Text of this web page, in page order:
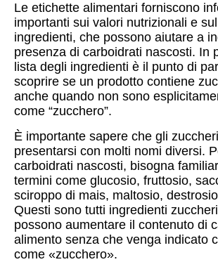
Le etichette alimentari forniscono
importanti sui valori nutrizionali e
ingredienti, che possono aiutare a
presenza di carboidrati nascosti. In
lista degli ingredienti è il punto di
scoprire se un prodotto contiene
anche quando non sono
come “zucchero”.
È importante sapere che gli
presentarsi con molti nomi diversi.
carboidrati nascosti, bisogna
termini come glucosio, fruttosio,
sciroppo di mais, maltosio,
Questi sono tutti ingredienti
possono aumentare il contenuto di
alimento senza che venga indicato
come «zucchero».